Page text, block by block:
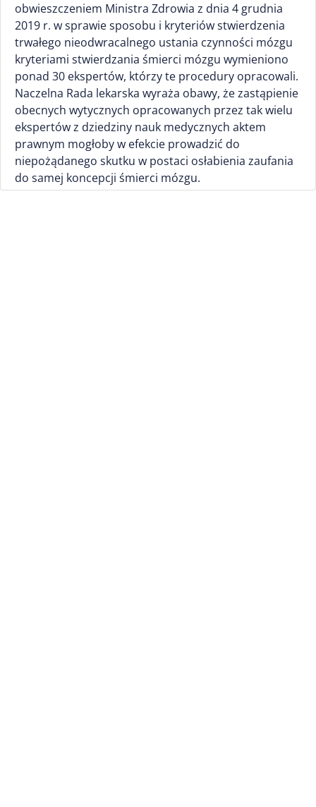
obwieszczeniem Ministra Zdrowia z dnia 4 grudnia
2019 r. w sprawie sposobu i kryteriów stwierdzenia
trwałego nieodwracalnego ustania czynności mózgu
kryteriami stwierdzania śmierci mózgu wymieniono
ponad 30 ekspertów, którzy te procedury opracowali.
Naczelna Rada lekarska wyraża obawy, że zastąpienie
obecnych wytycznych opracowanych przez tak wielu
ekspertów z dziedziny nauk medycznych aktem
prawnym mogłoby w efekcie prowadzić do
niepożądanego skutku w postaci osłabienia zaufania
do samej koncepcji śmierci mózgu.